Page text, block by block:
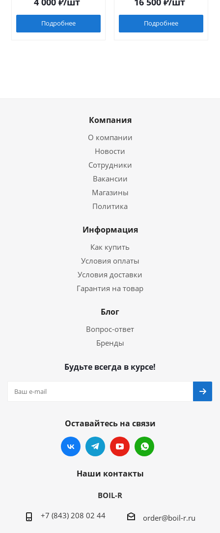
Подробнее Подробнее
Компания
О компании
Новости
Сотрудники
Вакансии
Магазины
Политика
Информация
Как купить
Условия оплаты
Условия доставки
Гарантия на товар
Блог
Вопрос-ответ
Бренды
Будьте всегда в курсе!
Оставайтесь на связи
Наши контакты
BOIL-R
+7 (843) 208 02 44 order@boil-r.ru